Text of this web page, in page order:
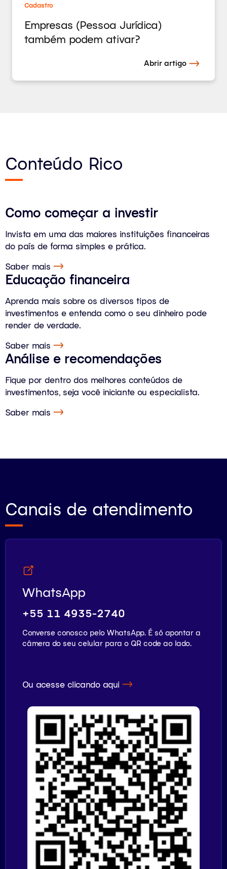
Cadastro
Empresas (Pessoa Jurídica)
também podem ativar?
Abrir artigo
Conteúdo Rico
Como começar a investir
Invista em uma das maiores instituições financeiras
do país de forma simples e prática.
Saber mais
Educação financeira
Aprenda mais sobre os diversos tipos de
investimentos e entenda como o seu dinheiro pode
render de verdade.
Saber mais
Análise e recomendações
Fique por dentro dos melhores conteúdos de
investimentos, seja você iniciante ou especialista.
Saber mais
Canais de atendimento
WhatsApp
+55 11 4935-2740
Converse conosco pelo WhatsApp. É só apontar a
câmera do seu celular para o QR code ao lado.
Ou acesse clicando aqui